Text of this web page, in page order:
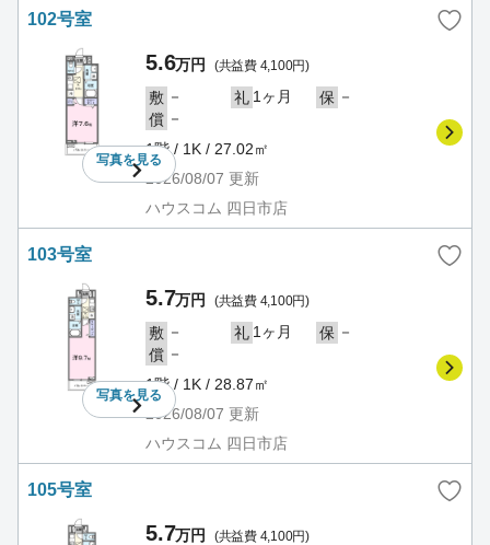
102号室
写真を見る
5.6万円 (共益費 4,100円)
敷 － 礼 1ヶ月 保 －
償 －
1階 / 1K / 27.02㎡
2026/08/07 更新
ハウスコム 四日市店
103号室
写真を見る
5.7万円 (共益費 4,100円)
敷 － 礼 1ヶ月 保 －
償 －
1階 / 1K / 28.87㎡
2026/08/07 更新
ハウスコム 四日市店
105号室
5.7万円 (共益費 4,100円)